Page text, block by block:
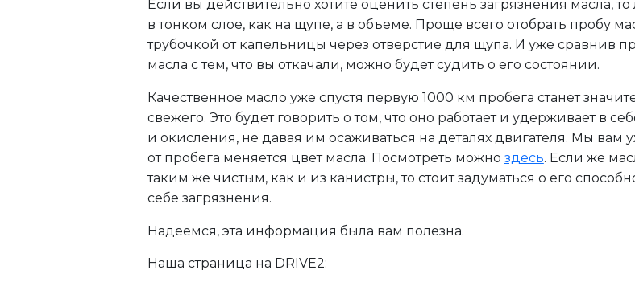
Если вы действительно хотите оценить степень загрязнения масла,
в тонком слое, как на щупе, а в объеме. Проще всего отобрать пробу
трубочкой от капельницы через отверстие для щупа. И уже сравнив
масла с тем, что вы откачали, можно будет судить о его состоянии.
Качественное масло уже спустя первую 1000 км пробега станет
свежего. Это будет говорить о том, что оно работает и удерживает в
и окисления, не давая им осаживаться на деталях двигателя. Мы вам
от пробега меняется цвет масла. Посмотреть можно здесь. Если же
таким же чистым, как и из канистры, то стоит задуматься о его
себе загрязнения.
Надеемся, эта информация была вам полезна.
Наша страница на DRIVE2: